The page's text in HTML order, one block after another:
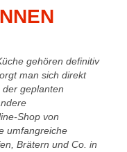
gehören definitiv
man sich direkt
geplanten
Shop von
umfangreiche
Brätern und Co. in